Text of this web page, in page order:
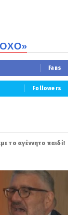
Fans
Followers
το αγέννητο παιδί!